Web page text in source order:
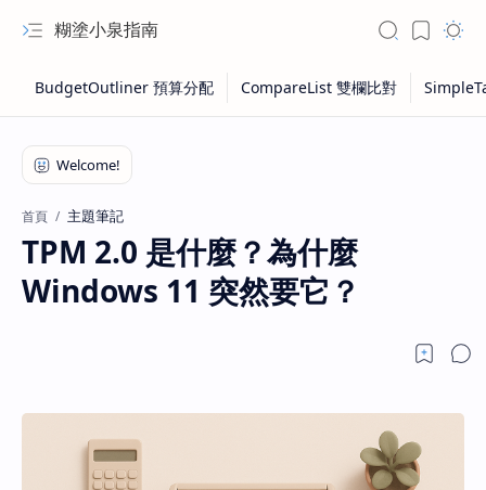
糊塗小泉指南
首頁 主題筆記
TPM 2.0 是什麼？為什麼
Windows 11 突然要它？